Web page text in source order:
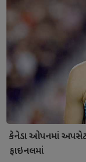
કેનેડા ઓપનમાં અપસેટ :
ફાઇનલમાં